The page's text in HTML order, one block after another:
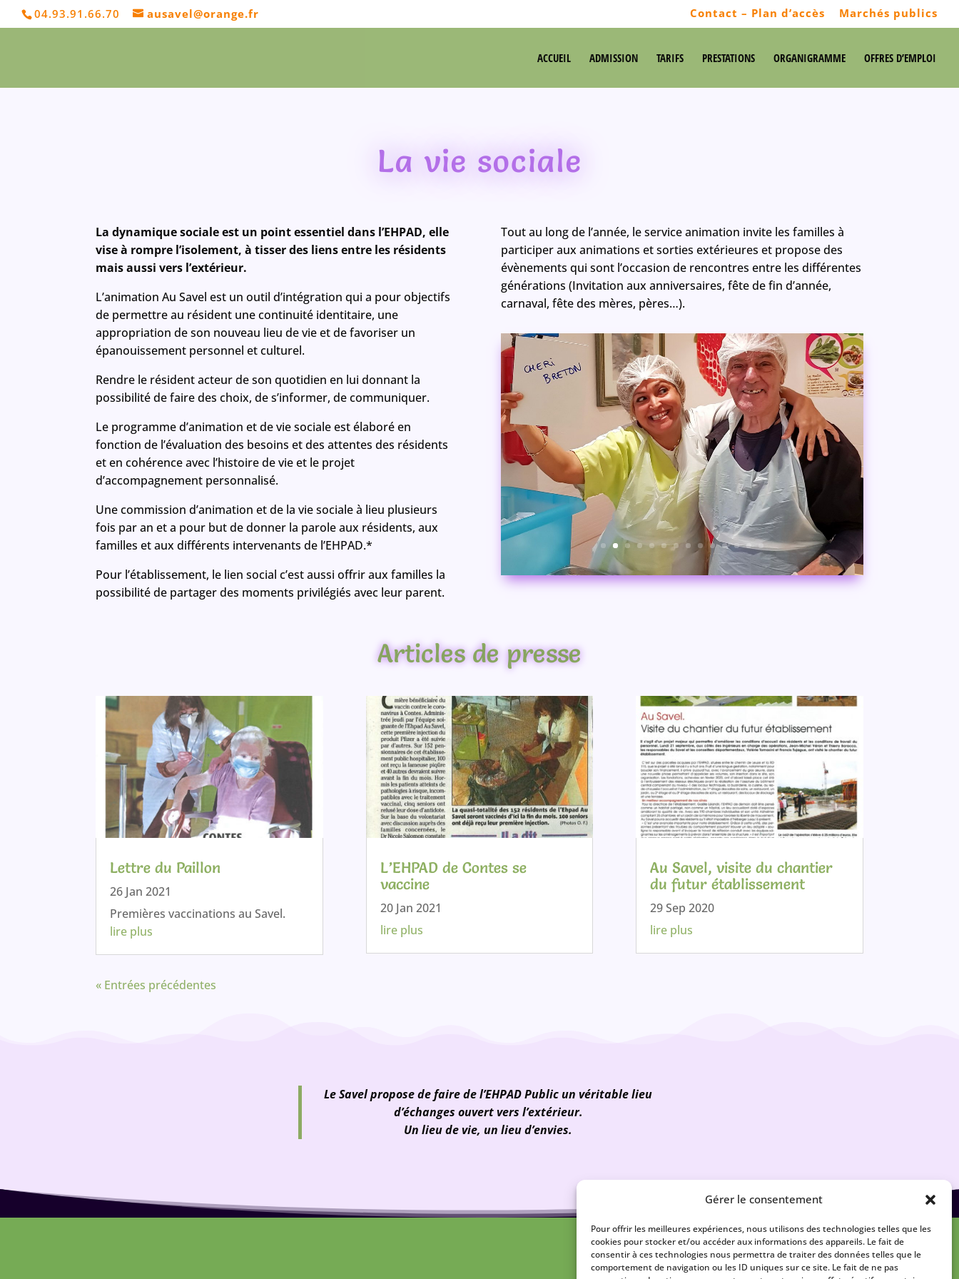
Gérer le consentement
Pour offrir les meilleures expériences, nous utilisons des technologies telles que les
cookies pour stocker et/ou accéder aux informations des appareils. Le fait de
consentir à ces technologies nous permettra de traiter des données telles que le
comportement de navigation ou les ID uniques sur ce site. Le fait de ne pas
04.93.91.66.70 ausavel@orange.fr Contact – Plan d’accès Marchés publics
ACCUEIL ADMISSION TARIFS PRESTATIONS ORGANIGRAMME OFFRES D’EMPLOI
La vie sociale
La dynamique sociale est un point essentiel dans l’EHPAD, elle
vise à rompre l’isolement, à tisser des liens entre les résidents
mais aussi vers l’extérieur.
L’animation Au Savel est un outil d’intégration qui a pour objectifs
de permettre au résident une continuité identitaire, une
appropriation de son nouveau lieu de vie et de favoriser un
épanouissement personnel et culturel.
Rendre le résident acteur de son quotidien en lui donnant la
possibilité de faire des choix, de s’informer, de communiquer.
Le programme d’animation et de vie sociale est élaboré en
fonction de l’évaluation des besoins et des attentes des résidents
et en cohérence avec l’histoire de vie et le projet
d’accompagnement personnalisé.
Une commission d’animation et de la vie sociale à lieu plusieurs
fois par an et a pour but de donner la parole aux résidents, aux
familles et aux différents intervenants de l’EHPAD.*
Pour l’établissement, le lien social c’est aussi offrir aux familles la
possibilité de partager des moments privilégiés avec leur parent.
Tout au long de l’année, le service animation invite les familles à
participer aux animations et sorties extérieures et propose des
évènements qui sont l’occasion de rencontres entre les différentes
générations (Invitation aux anniversaires, fête de fin d’année,
carnaval, fête des mères, pères…).
Articles de presse
Lettre du Paillon
26 Jan 2021
Premières vaccinations au Savel.
lire plus
L’EHPAD de Contes se
vaccine
20 Jan 2021
lire plus
Au Savel, visite du chantier
du futur établissement
29 Sep 2020
lire plus
« Entrées précédentes
Le Savel propose de faire de l’EHPAD Public un véritable lieu
d’échanges ouvert vers l’extérieur.
Un lieu de vie, un lieu d’envies.